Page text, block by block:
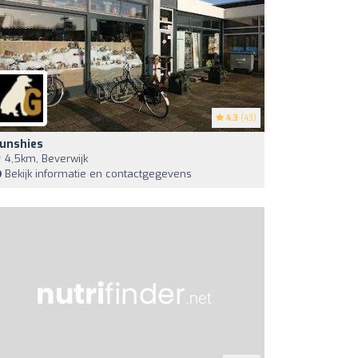
4.3 (43)
4,5km, Beverwijk
Bekijk informatie en contactgegevens